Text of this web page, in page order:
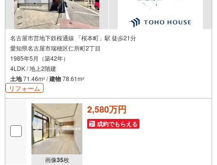
名古屋市営地下鉄桜通線 「桜本町」駅 徒歩21分
愛知県名古屋市瑞穂区仁所町2丁目
1985年5月（築42年）
4LDK / 地上2階建
土地71.46m2 /建物78.61m2
リフォーム
画像35枚
2,580万円
成約でもらえる